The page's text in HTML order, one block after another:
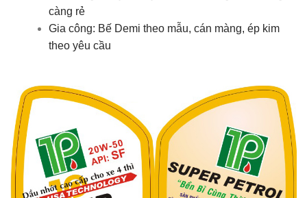
càng rẻ
Gia công: Bế Demi theo mẫu, cán màng, ép kim
theo yêu cầu